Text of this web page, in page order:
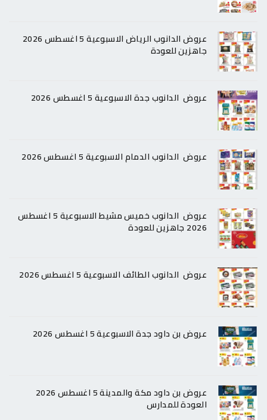
عروض الدانوب الرياض الاسبوعية 5 اغسطس 2026
جاهزين للعودة
عروض الدانوب جدة الاسبوعية 5 اغسطس 2026
عروض الدانوب الدمام الاسبوعية 5 اغسطس 2026
عروض الدانوب خميس مشيط الاسبوعية 5 اغسطس
2026 جاهزين للعودة
عروض الدانوب الطائف الاسبوعية 5 اغسطس 2026
عروض بن داود جدة الاسبوعية 5 اغسطس 2026
عروض بن داود مكة والمدينة 5 اغسطس 2026
العودة للمدارس